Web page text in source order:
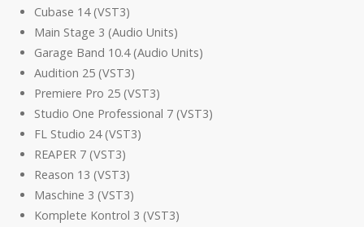
Cubase 14 (VST3)
Main Stage 3 (Audio Units)
Garage Band 10.4 (Audio Units)
Audition 25 (VST3)
Premiere Pro 25 (VST3)
Studio One Professional 7 (VST3)
FL Studio 24 (VST3)
REAPER 7 (VST3)
Reason 13 (VST3)
Maschine 3 (VST3)
Komplete Kontrol 3 (VST3)